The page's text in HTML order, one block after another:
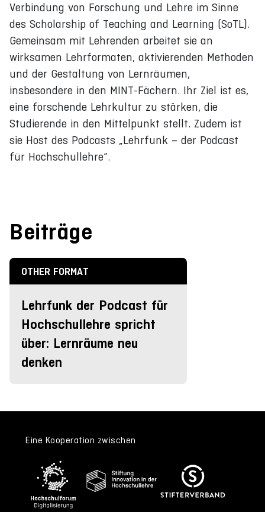
Verbindung von Forschung und Lehre im Sinne
des Scholarship of Teaching and Learning (SoTL).
Gemeinsam mit Lehrenden arbeitet sie an
wirksamen Lehrformaten, aktivierenden Methoden
und der Gestaltung von Lernräumen,
insbesondere in den MINT-Fächern. Ihr Ziel ist es,
eine forschende Lehrkultur zu stärken, die
Studierende in den Mittelpunkt stellt. Zudem ist
sie Host des Podcasts „Lehrfunk – der Podcast
für Hochschullehre“.
Beiträge
OTHER FORMAT
Lehrfunk der Podcast für
Hochschullehre spricht
über: Lernräume neu
denken
Eine Kooperation zwischen